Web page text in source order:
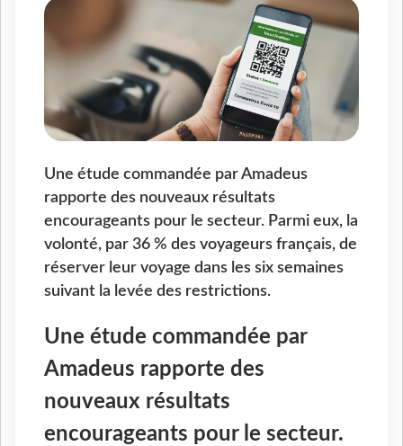
Une étude commandée par Amadeus
rapporte des nouveaux résultats
encourageants pour le secteur. Parmi eux, la
volonté, par 36 % des voyageurs français, de
réserver leur voyage dans les six semaines
suivant la levée des restrictions.
Une étude commandée par
Amadeus rapporte des
nouveaux résultats
encourageants pour le secteur.